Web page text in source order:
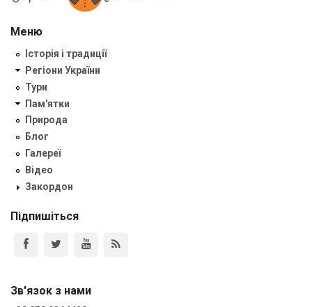
Меню
Історія і традиції
Регіони України
Тури
Пам'ятки
Природа
Блог
Галереї
Відео
Закордон
Підпишіться
Зв'язок з нами